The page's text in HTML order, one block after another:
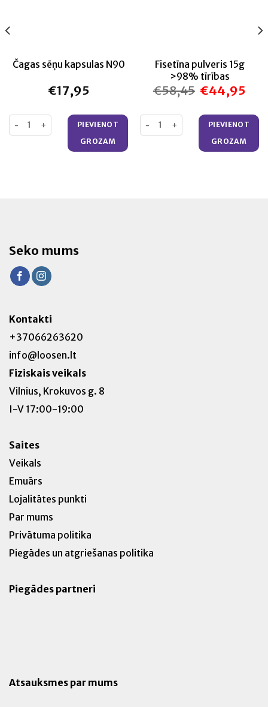
Čagas sēņu kapsulas N90
€17,95
Čagas sēņu kapsulas N90 daudzums
PIEVIENOT
GROZAM
Fisetīna pulveris 15g
>98% tīrības
€58,45 Original
price
€58,45.
€44,95
Fisetīna pulveris 15g >98%
PIEVIENOT
GROZAM
gab.) daudzums
Seko mums
Kontakti
+37066263620
info@loosen.lt
Fiziskais veikals
Vilnius, Krokuvos g. 8
I-V 17:00-19:00
Saites
Veikals
Emuārs
Lojalitātes punkti
Par mums
Privātuma politika
Piegādes un atgriešanas politika
Piegādes partneri
Atsauksmes par mums